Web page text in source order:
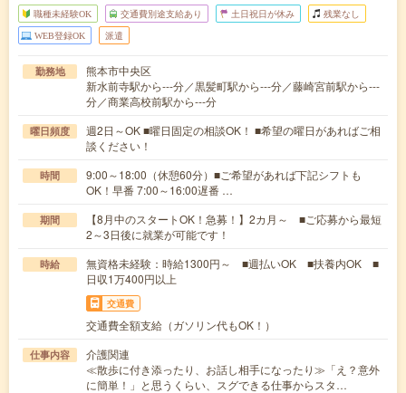
職種未経験OK 交通費別途支給あり 土日祝日が休み 残業なし
WEB登録OK 派遣
勤務地
熊本市中央区
新水前寺駅から---分／黒髪町駅から---分／藤崎宮前駅から---
分／商業高校前駅から---分
曜日頻度
週2日～OK ■曜日固定の相談OK！ ■希望の曜日があればご相
談ください！
時間
9:00～18:00（休憩60分）■ご希望があれば下記シフトも
OK！早番 7:00～16:00遅番 …
期間
【8月中のスタートOK！急募！】2カ月～ ■ご応募から最短
2～3日後に就業が可能です！
時給
無資格未経験：時給1300円～ ■週払いOK ■扶養内OK ■
日収1万400円以上
交通費
交通費全額支給（ガソリン代もOK！）
仕事内容
介護関連
≪散歩に付き添ったり、お話し相手になったり≫「え？意外
に簡単！」と思うくらい、スグできる仕事からスタ…